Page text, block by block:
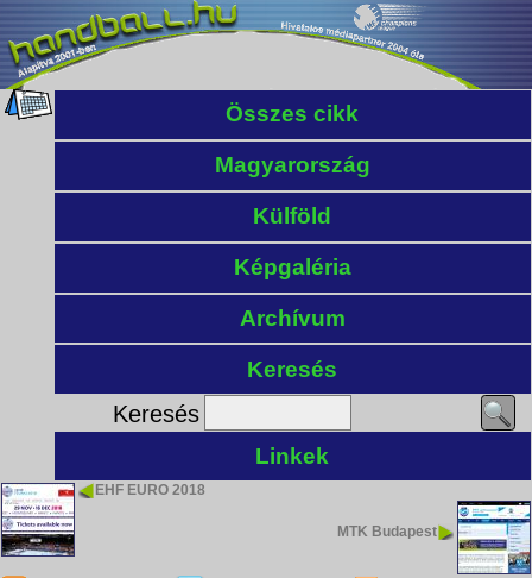
Összes cikk
Magyarország
Külföld
Képgaléria
Archívum
Keresés
Keresés
Linkek
EHF EURO 2018
MTK Budapest